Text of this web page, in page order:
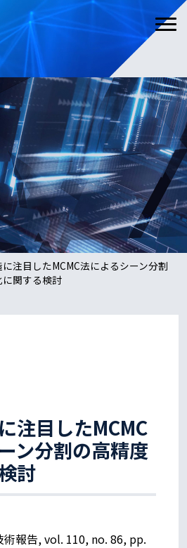
注目したMCMC法によるシーン分割
関する検討
注目したMCMC
ン分割の高精度
討
術報告, vol. 110, no. 86, pp.